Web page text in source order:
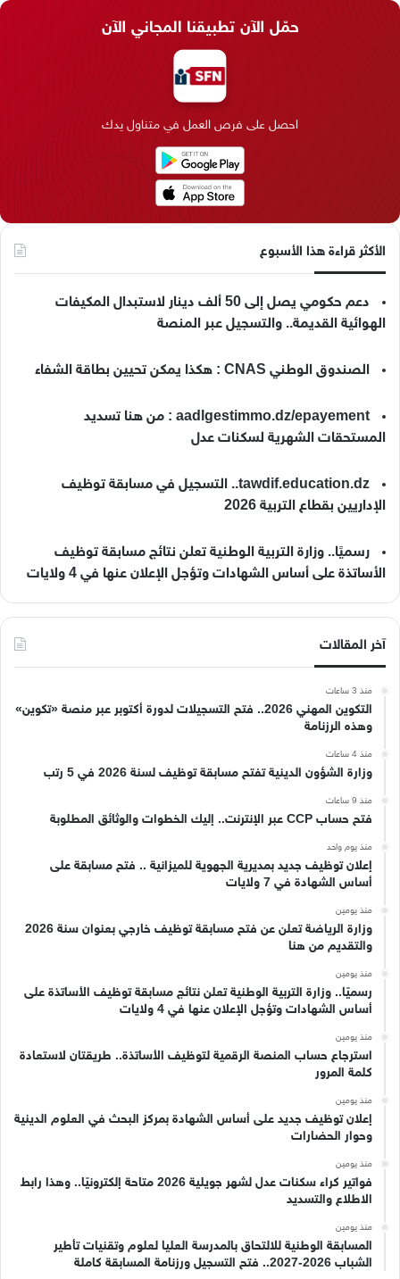
د
ن
ق
ر
ا
م
م
k
حمّل الآن تطبيقنا المجاني الآن
احصل على فرص العمل في متناول يدك
الأكثر قراءة هذا الأسبوع
دعم حكومي يصل إلى 50 ألف دينار لاستبدال المكيفات
الهوائية القديمة.. والتسجيل عبر المنصة
الصندوق الوطني CNAS : هكذا يمكن تحيين بطاقة الشفاء
aadlgestimmo.dz/epayement : من هنا تسديد
المستحقات الشهرية لسكنات عدل
tawdif.education.dz.. التسجيل في مسابقة توظيف
الإداريين بقطاع التربية 2026
رسميًا.. وزارة التربية الوطنية تعلن نتائج مسابقة توظيف
الأساتذة على أساس الشهادات وتؤجل الإعلان عنها في 4 ولايات
آخر المقالات
منذ 3 ساعات
التكوين المهني 2026.. فتح التسجيلات لدورة أكتوبر عبر منصة «تكوين»
وهذه الرزنامة
منذ 4 ساعات
وزارة الشؤون الدينية تفتح مسابقة توظيف لسنة 2026 في 5 رتب
منذ 9 ساعات
فتح حساب CCP عبر الإنترنت.. إليك الخطوات والوثائق المطلوبة
منذ يوم واحد
إعلان توظيف جديد بمديرية الجهوية للميزانية .. فتح مسابقة على
أساس الشهادة في 7 ولايات
منذ يومين
وزارة الرياضة تعلن عن فتح مسابقة توظيف خارجي بعنوان سنة 2026
والتقديم من هنا
منذ يومين
رسميًا.. وزارة التربية الوطنية تعلن نتائج مسابقة توظيف الأساتذة على
أساس الشهادات وتؤجل الإعلان عنها في 4 ولايات
منذ يومين
استرجاع حساب المنصة الرقمية لتوظيف الأساتذة.. طريقتان لاستعادة
كلمة المرور
منذ يومين
إعلان توظيف جديد على أساس الشهادة بمركز البحث في العلوم الدينية
وحوار الحضارات
منذ يومين
فواتير كراء سكنات عدل لشهر جويلية 2026 متاحة إلكترونيًا.. وهذا رابط
الاطلاع والتسديد
منذ يومين
المسابقة الوطنية للالتحاق بالمدرسة العليا لعلوم وتقنيات تأطير
الشباب 2026-2027.. فتح التسجيل ورزنامة المسابقة كاملة